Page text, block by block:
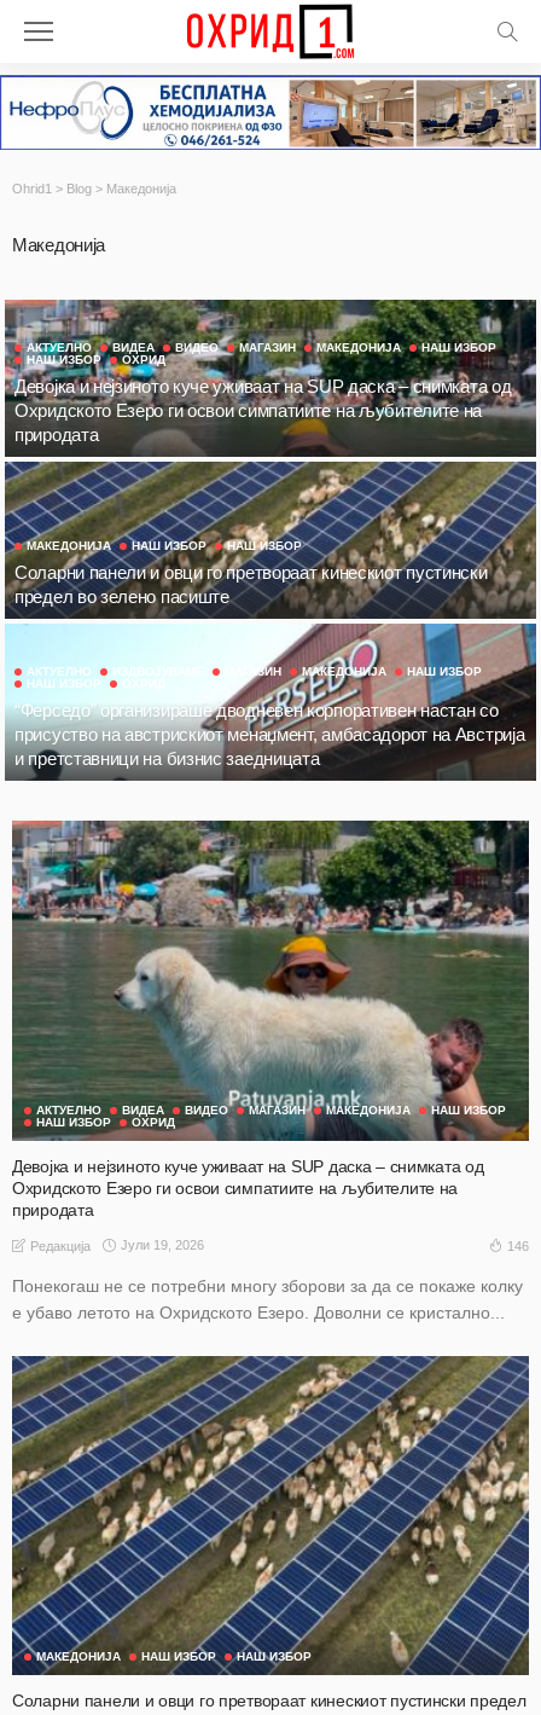
Ohrid1 > Blog > Македонија
Македонија
АКТУЕЛНО ВИДЕА ВИДЕО МАГАЗИН МАКЕДОНИЈА
НАШ ИЗБОР
НАШ ИЗБОР
ОХРИД
Девојка и нејзиното куче уживаат на SUP даска – снимката од
Охридското Езеро ги освои симпатиите на љубителите на
природата
МАКЕДОНИЈА НАШ ИЗБОР НАШ ИЗБОР
Соларни панели и овци го претвораат кинескиот пустински
предел во зелено пасиште
АКТУЕЛНО ИЗДВОЈУВАМЕ МАГАЗИН МАКЕДОНИЈА
НАШ ИЗБОР
НАШ ИЗБОР
ОХРИД
“Ферседо” организираше дводневен корпоративен настан со
присуство на австрискиот менаџмент, амбасадорот на Австрија
и претставници на бизнис заедницата
АКТУЕЛНО ВИДЕА ВИДЕО МАГАЗИН МАКЕДОНИЈА
НАШ ИЗБОР
НАШ ИЗБОР
ОХРИД
Девојка и нејзиното куче уживаат на SUP даска – снимката од
Охридското Езеро ги освои симпатиите на љубителите на
природата
Редакција Јули 19, 2026 146
Понекогаш не се потребни многу зборови за да се покаже колку
е убаво летото на Охридското Езеро. Доволни се кристално...
МАКЕДОНИЈА НАШ ИЗБОР НАШ ИЗБОР
Соларни панели и овци го претвораат кинескиот пустински предел